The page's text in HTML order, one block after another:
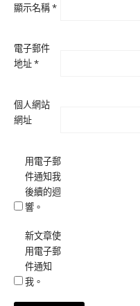
顯示名稱*
電子郵件
地址*
個人網站
網址
用電子郵
件通知我
後續的迴
響。
新文章使
用電子郵
件通知
我。